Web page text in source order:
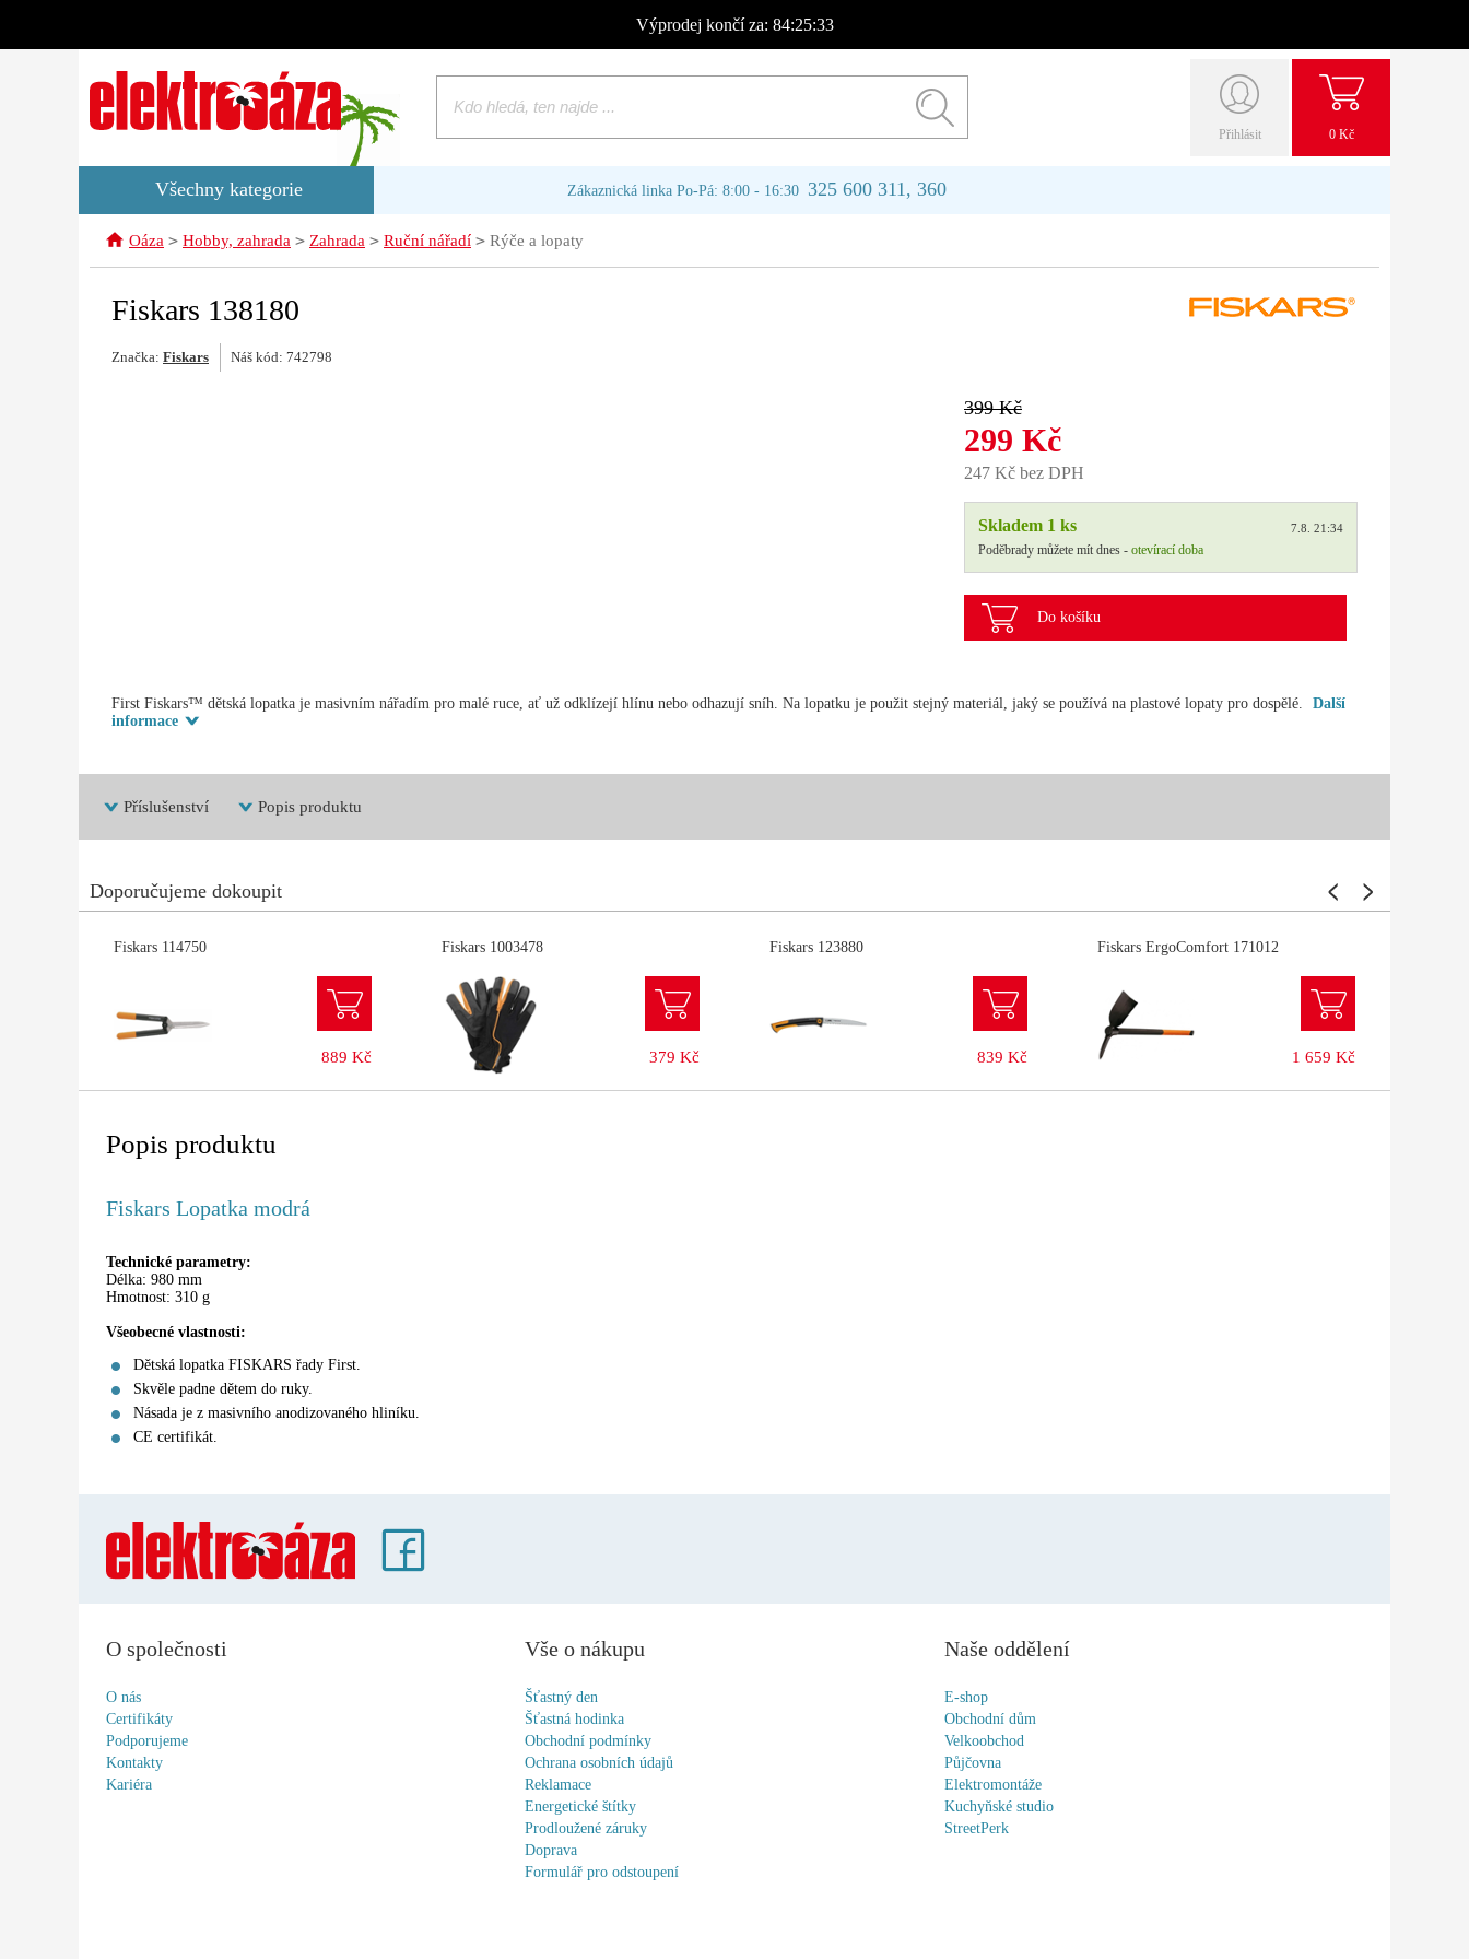
Výprodej končí za: 84:25:33
Přihlásit 0 Kč
Všechny kategorie Zákaznická linka Po-Pá: 8:00 - 16:30 325 600 311, 360
Oáza > Hobby, zahrada > Zahrada > Ruční nářadí > Rýče a lopaty
Fiskars 138180
Značka: Fiskars Náš kód: 742798
399 Kč
299 Kč
247 Kč bez DPH
Skladem 1 ks 7.8. 21:34
Poděbrady můžete mít dnes - otevírací doba
Do košíku
First Fiskars™ dětská lopatka je masivním nářadím pro malé ruce, ať už odklízejí hlínu nebo odhazují sníh. Na lopatku je použit stejný materiál, jaký se používá na plastové lopaty pro dospělé.
Další
informace
Příslušenství Popis produktu
Doporučujeme dokoupit
Fiskars 114750
889 Kč
Fiskars 1003478
379 Kč
Fiskars 123880
839 Kč
Fiskars ErgoComfort 171012
1 659 Kč
Popis produktu
Fiskars Lopatka modrá
Technické parametry:
Délka: 980 mm
Hmotnost: 310 g
Všeobecné vlastnosti:
Dětská lopatka FISKARS řady First.
Skvěle padne dětem do ruky.
Násada je z masivního anodizovaného hliníku.
CE certifikát.
O společnosti
O nás
Certifikáty
Podporujeme
Kontakty
Kariéra
Vše o nákupu
Šťastný den
Šťastná hodinka
Obchodní podmínky
Ochrana osobních údajů
Reklamace
Energetické štítky
Prodloužené záruky
Doprava
Formulář pro odstoupení
Naše oddělení
E-shop
Obchodní dům
Velkoobchod
Půjčovna
Elektromontáže
Kuchyňské studio
StreetPerk